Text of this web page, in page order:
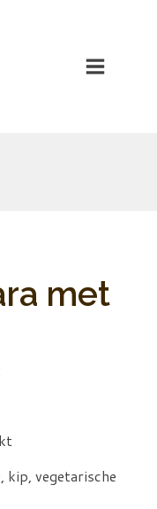
met
kip, vegetarische